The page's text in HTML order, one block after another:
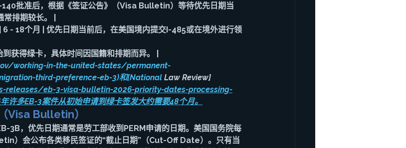
140批准后，根据《签证公告》（Visa Bulletin）等待优先日期当
排期较长。 |
| 6 - 18个月 | 优先日期当前后，在美国境内提交I-485或在境外进行领
到获得绿卡，具体时间因国籍和排期而异。
working-in-the-united-states/permanent-
third-preference-eb-3)和[National Law Review]
eb-3-visa-bulletin-2026-priority-dates-processing-
多EB-3案件从初始申请到绿卡签发大约需要48个月。
Visa Bulletin）
3B，优先日期通常是劳工部收到PERM申请的日期。美国国务院每
）会公布各类移民签证的“截止日期”（Cut-Off Date）。只有当